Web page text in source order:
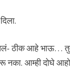
ठीक आहे भाऊ…
नका. आम्ही दोघे